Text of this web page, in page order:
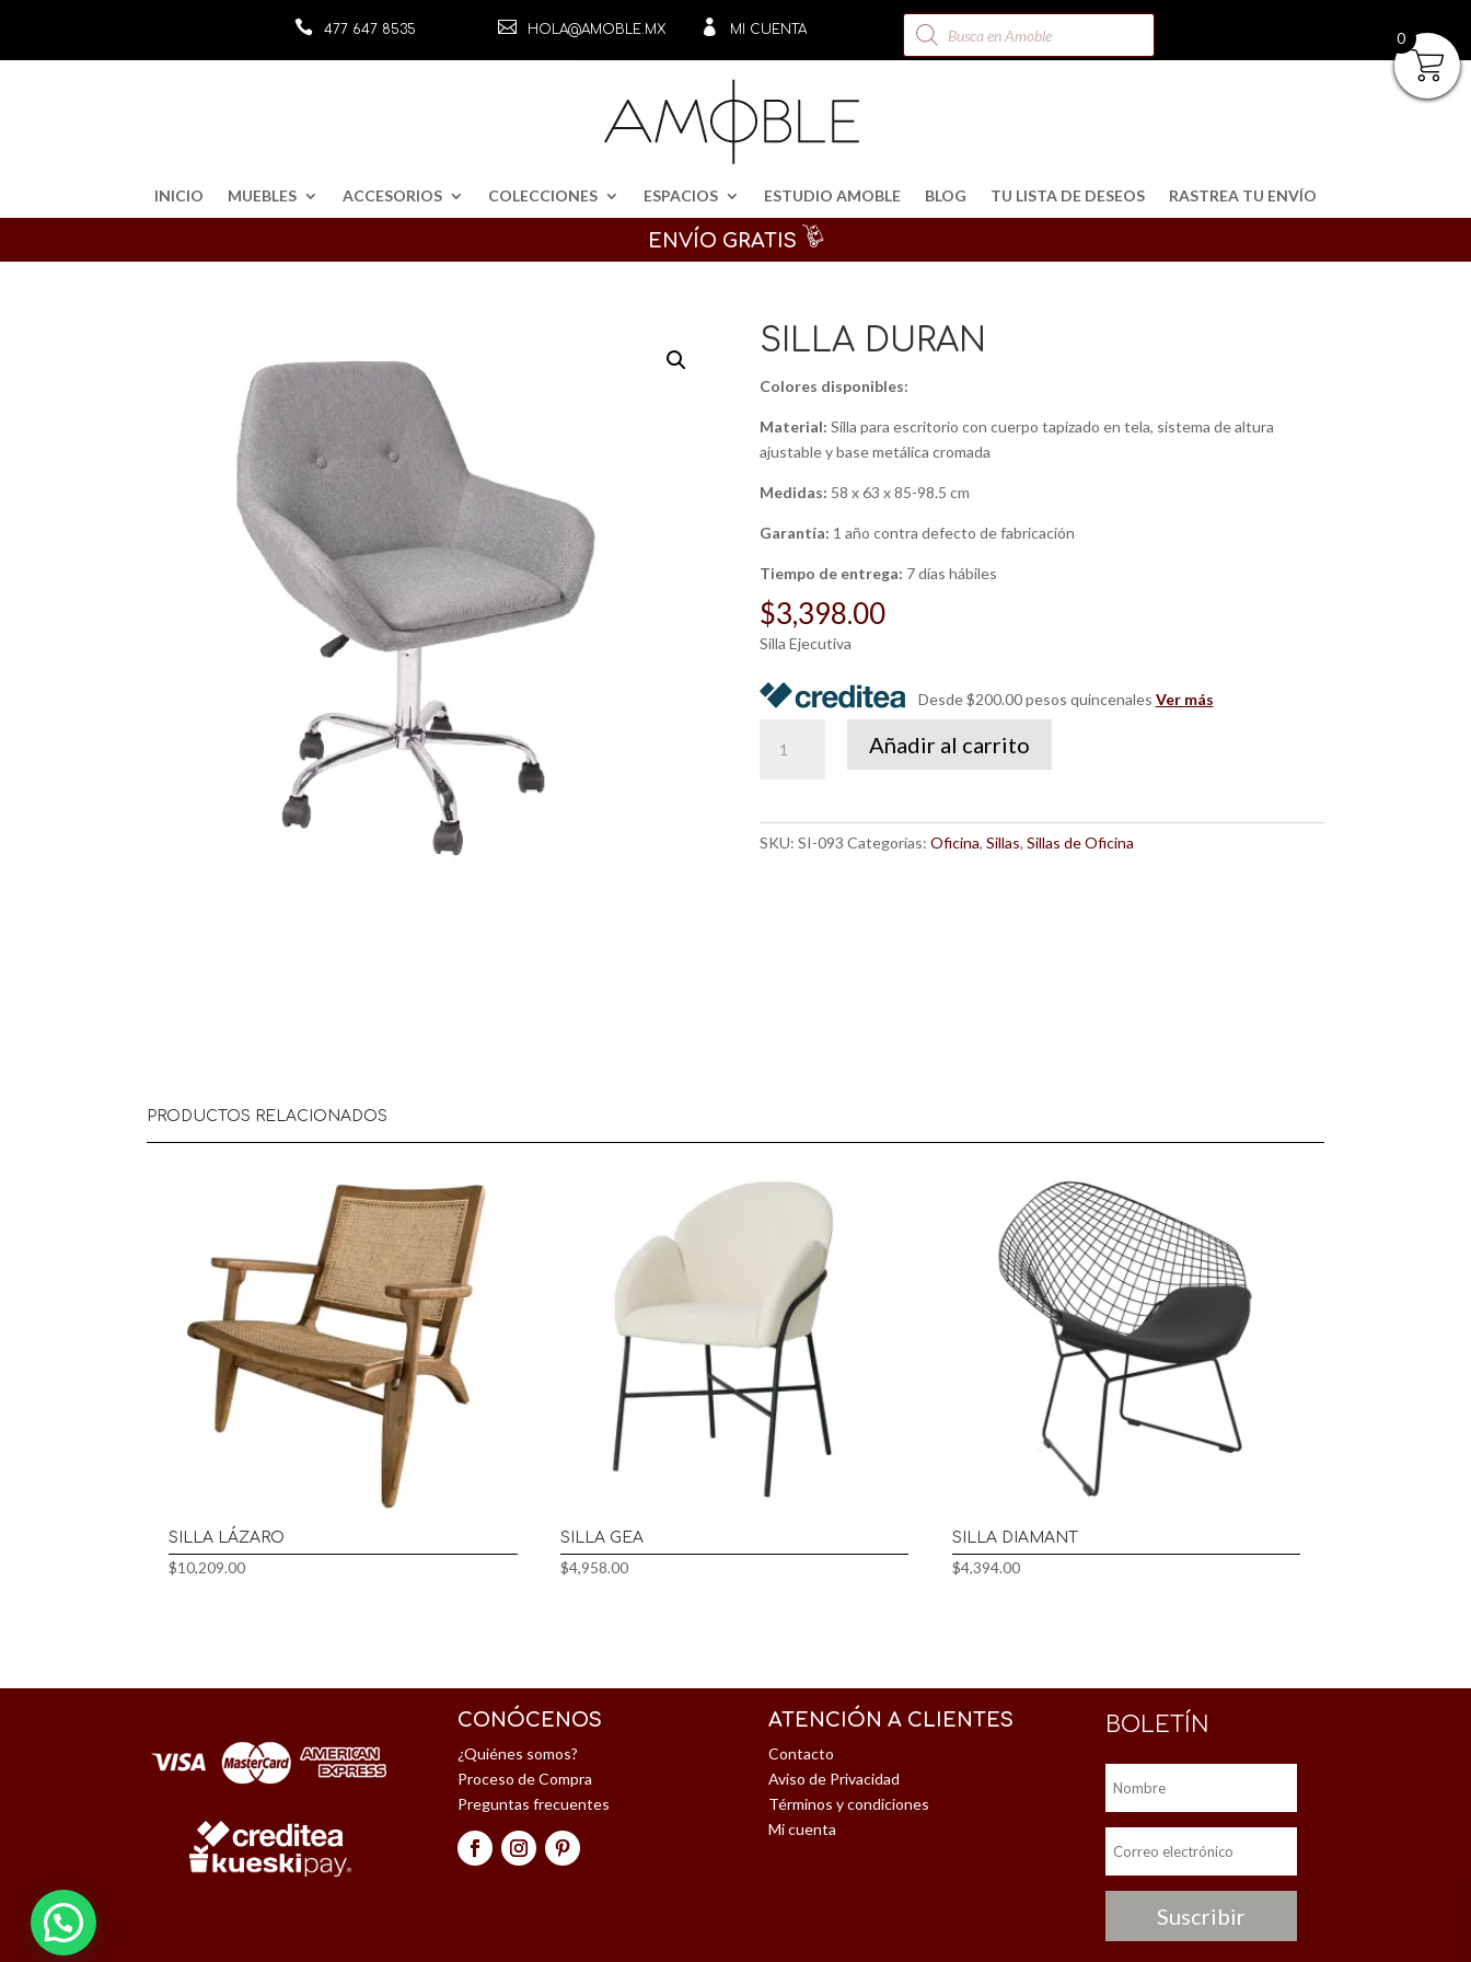
 477 647 8535  HOLA@AMOBLE.MX  MI CUENTA
Búsqueda
de
productos
INICIO MUEBLES ACCESORIOS COLECCIONES ESPACIOS ESTUDIO AMOBLE BLOG TU LISTA DE DESEOS RASTREA TU ENVÍO
ENVÍO GRATIS
SILLA DURAN
Colores disponibles:
Material: Silla para escritorio con cuerpo tapizado en tela, sistema de altura
ajustable y base metálica cromada
Medidas: 58 x 63 x 85-98.5 cm
Garantía: 1 año contra defecto de fabricación
Tiempo de entrega: 7 días hábiles
$3,398.00
Silla Ejecutiva
Desde $200.00 pesos quincenales Ver más
Duran
Añadir al carrito
SKU: SI-093 Categorías: Oficina, Sillas, Sillas de Oficina
PRODUCTOS RELACIONADOS
SILLA LÁZARO
$10,209.00
SILLA GEA
$4,958.00
SILLA DIAMANT
$4,394.00
CONÓCENOS
¿Quiénes somos?
Proceso de Compra
Preguntas frecuentes
ATENCIÓN A CLIENTES
Contacto
Aviso de Privacidad
Términos y condiciones
Mi cuenta
BOLETÍN
Suscribir
0
Alguien